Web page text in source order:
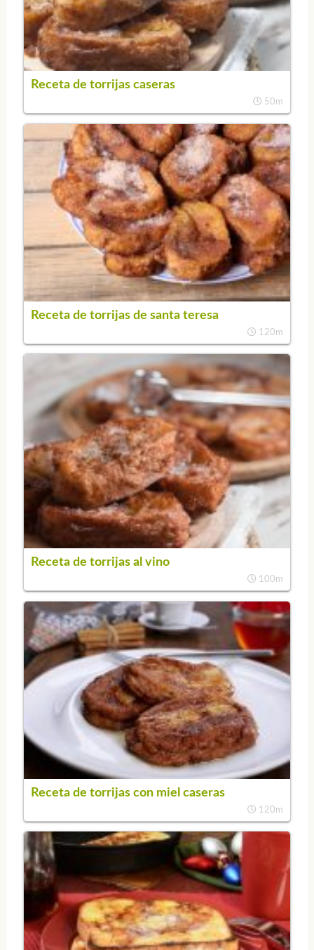
Receta de torrijas caseras
50m
Receta de torrijas de santa teresa
120m
Receta de torrijas al vino
100m
Receta de torrijas con miel caseras
120m